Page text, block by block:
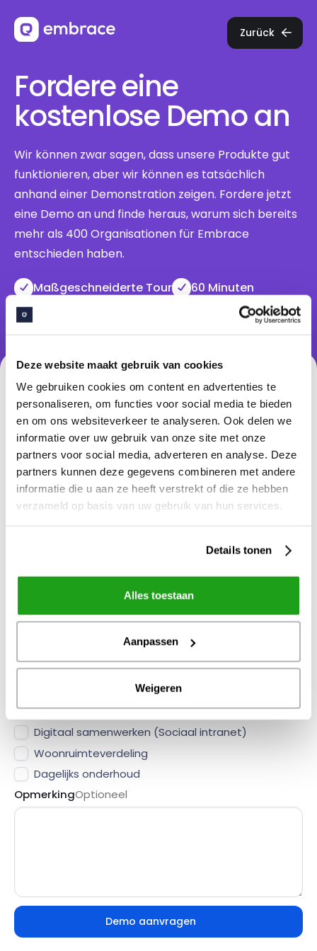
Deze website maakt gebruik van cookies
We gebruiken cookies om content en advertenties te
personaliseren, om functies voor social media te bieden
en om ons websiteverkeer te analyseren. Ook delen we
informatie over uw gebruik van onze site met onze
partners voor social media, adverteren en analyse. Deze
partners kunnen deze gegevens combineren met andere
informatie die u aan ze heeft verstrekt of die ze hebben
verzameld op basis van uw gebruik van hun services.
Details tonen
Alles toestaan
Aanpassen
Weigeren
Zurück
Fordere eine
kostenlose Demo an
Wir können zwar sagen, dass unsere Produkte gut
funktionieren, aber wir können es tatsächlich
anhand einer Demonstration zeigen. Fordere jetzt
eine Demo an und finde heraus, warum sich bereits
mehr als 400 Organisationen für Embrace
entschieden haben.
Maßgeschneiderte Tour
60 Minuten
Voornaam
Achternaam
E-mailadres
Demo aanvragen voor:
Digitale dienstverlening (CRM)
Digitaal samenwerken (Sociaal intranet)
Woonruimteverdeling
Dagelijks onderhoud
OpmerkingOptioneel